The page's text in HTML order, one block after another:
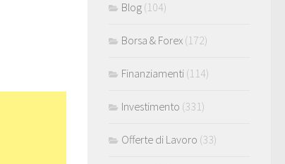
Blog (104)
Borsa & Forex (172)
Finanziamenti (114)
Investimento (331)
Offerte di Lavoro (33)